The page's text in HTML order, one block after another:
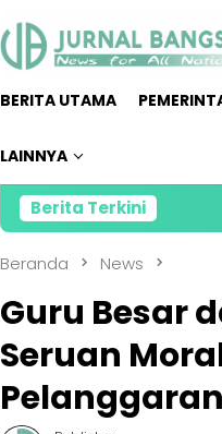
BERITA UTAMA
LAINNYA
Berita Terkini
Beranda News
Guru Besar
Seruan